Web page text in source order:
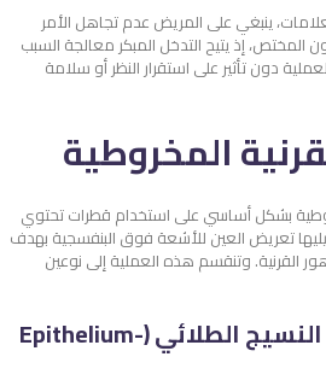
ينبغي على المريض عدم تجاهل الأمر
المختص، إذ يتيح التدخل المبكر معالجة السبب
دون تأثير على استقرار النظر أو سلامة
المخروطية
بشكل أساسي على استخدام قطرات تحتوي
يليها تعريض العين للأشعة فوق البنفسجية بهدف
القرنية. وتنقسم هذه العملية إلى نوعين
تثبيت القرنية بإزالة النسيج الطلائي (Epithelium-